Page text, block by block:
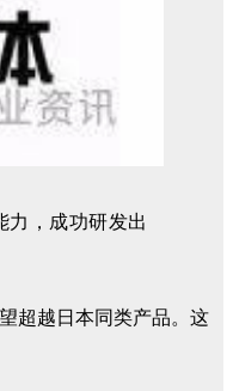
，成功研发出
超越日本同类产品。这